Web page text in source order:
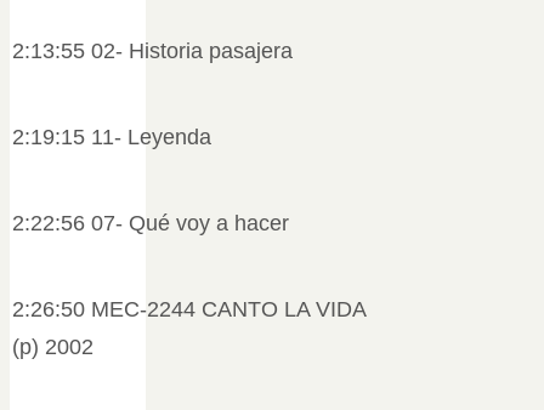
2:13:55 02- Historia pasajera
2:19:15 11- Leyenda
2:22:56 07- Qué voy a hacer
2:26:50 MEC-2244 CANTO LA VIDA
(p) 2002